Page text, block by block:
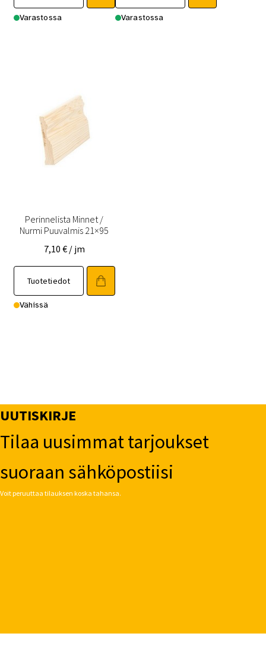
Varastossa Varastossa
Perinnelista Minnet /
Nurmi Puuvalmis 21×95
7,10 € / jm
Tuotetiedot
Vähissä
UUTISKIRJE
Tilaa uusimmat tarjoukset
suoraan sähköpostiisi
Voit peruuttaa tilauksen koska tahansa.